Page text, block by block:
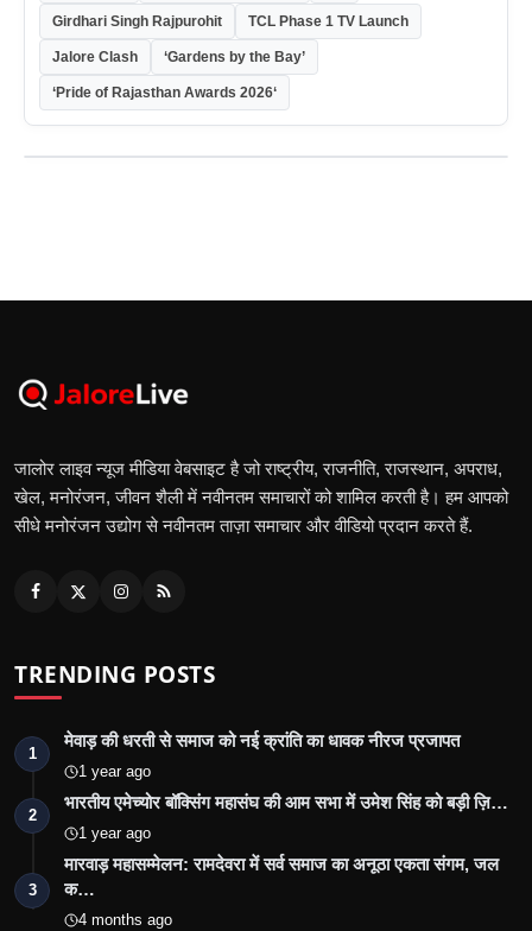
Girdhari Singh Rajpurohit TCL Phase 1 TV Launch
Jalore Clash ‘Gardens by the Bay’
‘Pride of Rajasthan Awards 2026‘
जालोर लाइव न्यूज मीडिया वेबसाइट है जो राष्ट्रीय, राजनीति, राजस्थान, अपराध,
खेल, मनोरंजन, जीवन शैली में नवीनतम समाचारों को शामिल करती है। हम आपको
सीधे मनोरंजन उद्योग से नवीनतम ताज़ा समाचार और वीडियो प्रदान करते हैं.
TRENDING POSTS
1
मेवाड़ की धरती से समाज को नई क्रांति का धावक नीरज प्रजापत
1 year ago
2
भारतीय एमेच्योर बॉक्सिंग महासंघ की आम सभा में उमेश सिंह को बड़ी ज़ि…
1 year ago
3
मारवाड़ महासम्मेलन: रामदेवरा में सर्व समाज का अनूठा एकता संगम, जल
क…
4 months ago